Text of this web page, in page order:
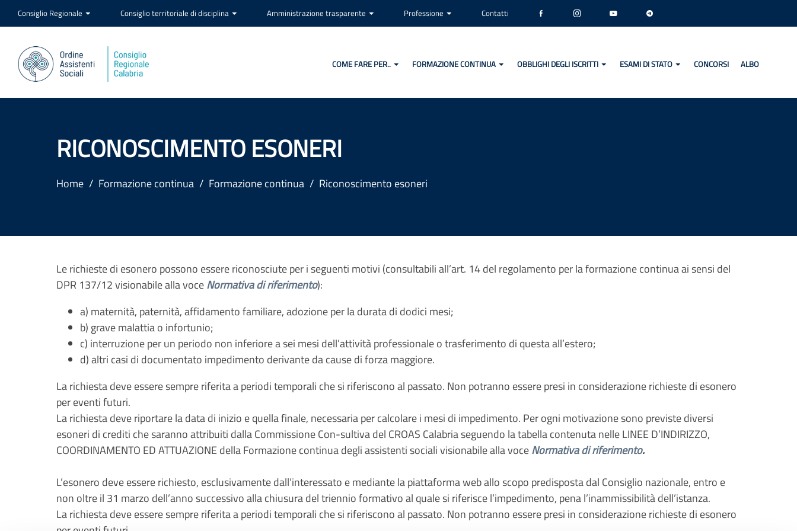
Consiglio Regionale Consiglio territoriale di disciplina Amministrazione trasparente Professione Contatti
COME FARE PER.. FORMAZIONE CONTINUA OBBLIGHI DEGLI ISCRITTI ESAMI DI STATO CONCORSI ALBO
RICONOSCIMENTO ESONERI
Home Formazione continua Formazione continua Riconoscimento esoneri
Le richieste di esonero possono essere riconosciute per i seguenti motivi (consultabili all’art. 14 del regolamento per la formazione continua ai sensi del
DPR 137/12 visionabile alla voceNormativa di riferimento):
a) maternità, paternità, affidamento familiare, adozione per la durata di dodici mesi;
b) grave malattia o infortunio;
c) interruzione per un periodo non inferiore a sei mesi dell’attività professionale o trasferimento di questa all’estero;
d) altri casi di documentato impedimento derivante da cause di forza maggiore.
La richiesta deve essere sempre riferita a periodi temporali che si riferiscono al passato. Non potranno essere presi in considerazione richieste di esonero
per eventi futuri.
La richiesta deve riportare la data di inizio e quella finale, necessaria per calcolare i mesi di impedimento. Per ogni motivazione sono previste diversi
esoneri di crediti che saranno attribuiti dalla Commissione Con-sultiva del CROAS Calabria seguendo la tabella contenuta nelle LINEE D’INDIRIZZO,
COORDINAMENTO ED ATTUAZIONE della Formazione continua degli assistenti sociali visionabile alla voceNormativa di riferimento.
L’esonero deve essere richiesto, esclusivamente dall’interessato e mediante la piattaforma web allo scopo predisposta dal Consiglio nazionale, entro e
non oltre il 31 marzo dell’anno successivo alla chiusura del triennio formativo al quale si riferisce l’impedimento, pena l’inammissibilità dell’istanza.
La richiesta deve essere sempre riferita a periodi temporali che si riferiscono al passato. Non potranno essere presi in considerazione richieste di esonero